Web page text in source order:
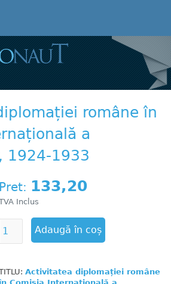
române în
a
1924-1933
Pret: 133,20
Inclus
Activitatea diplomației române
Comisia Internațională a